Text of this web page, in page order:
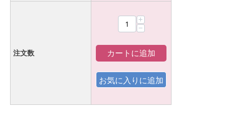
注文数
+
−
カートに追加